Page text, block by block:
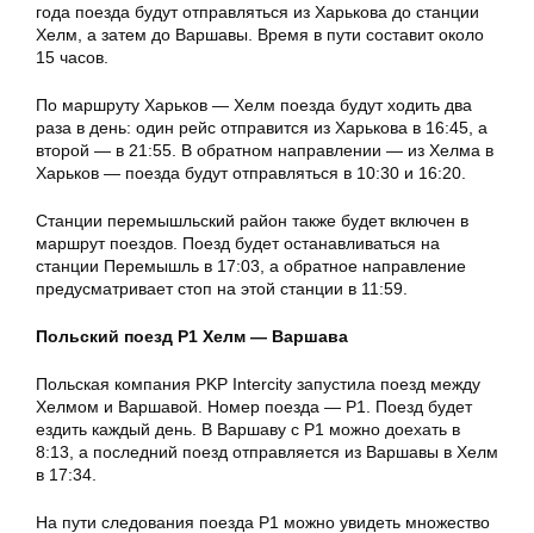
года поезда будут отправляться из Харькова до станции
Хелм, а затем до Варшавы. Время в пути составит около
15 часов.
По маршруту Харьков — Хелм поезда будут ходить два
раза в день: один рейс отправится из Харькова в 16:45, а
второй — в 21:55. В обратном направлении — из Хелма в
Харьков — поезда будут отправляться в 10:30 и 16:20.
Станции перемышльский район также будет включен в
маршрут поездов. Поезд будет останавливаться на
станции Перемышль в 17:03, а обратное направление
предусматривает стоп на этой станции в 11:59.
Польский поезд Р1 Хелм — Варшава
Польская компания PKP Intercity запустила поезд между
Хелмом и Варшавой. Номер поезда — Р1. Поезд будет
ездить каждый день. В Варшаву с Р1 можно доехать в
8:13, а последний поезд отправляется из Варшавы в Хелм
в 17:34.
На пути следования поезда Р1 можно увидеть множество